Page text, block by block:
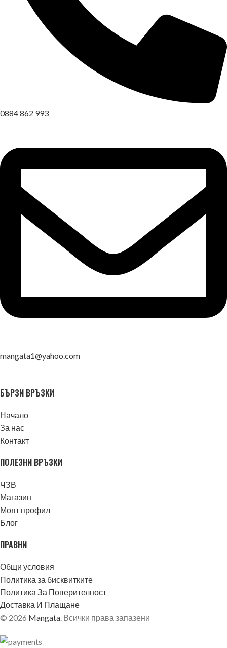
0884 862 993
mangata1@yahoo.com
БЪРЗИ ВРЪЗКИ
Начало
За нас
Контакт
ПОЛЕЗНИ ВРЪЗКИ
ЧЗВ
Магазин
Моят профил
Блог
ПРАВНИ
Общи условия
Политика за бисквитките
Политика За Поверителност
Доставка И Плащане
© 2026 Mangata. Всички права запазени